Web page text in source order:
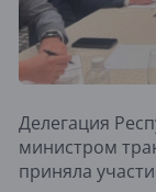
Делегация
министром
приняла